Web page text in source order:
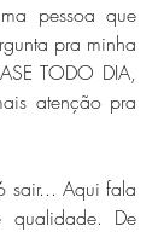
pessoa que
pra minha
TODO DIA,
atenção pra
sair... Aqui fala
De